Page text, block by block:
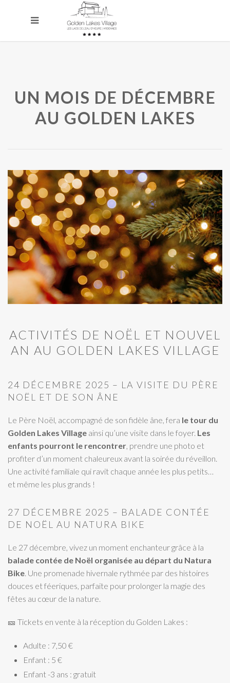
UN MOIS DE DÉCEMBRE
AU GOLDEN LAKES
ACTIVITÉS DE NOËL ET NOUVEL
AN AU GOLDEN LAKES VILLAGE
24 DÉCEMBRE 2025 – LA VISITE DU PÈRE
NOËL ET DE SON ÂNE
Le Père Noël, accompagné de son fidèle âne, fera le tour du
Golden Lakes Village ainsi qu’une visite dans le foyer. Les
enfants pourront le rencontrer, prendre une photo et
profiter d’un moment chaleureux avant la soirée du réveillon.
Une activité familiale qui ravit chaque année les plus petits…
et même les plus grands !
27 DÉCEMBRE 2025 – BALADE CONTÉE
DE NOËL AU NATURA BIKE
Le 27 décembre, vivez un moment enchanteur grâce à la
balade contée de Noël organisée au départ du Natura
Bike. Une promenade hivernale rythmée par des histoires
douces et féeriques, parfaite pour prolonger la magie des
fêtes au cœur de la nature.
🎫 Tickets en vente à la réception du Golden Lakes :
Adulte : 7,50 €
Enfant : 5 €
Enfant -3 ans : gratuit